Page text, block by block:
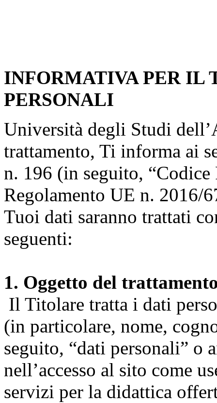
INFORMATIVA PER IL
PERSONALI
Università degli Studi
trattamento, Ti informa ai
n. 196 (in seguito, “Codice
Regolamento UE n. 2016/
Tuoi dati saranno trattati
seguenti:
1. Oggetto del
Il Titolare tratta i dati
(in particolare, nome,
seguito, “dati personali” o
nell’accesso al sito come
servizi per la didattica